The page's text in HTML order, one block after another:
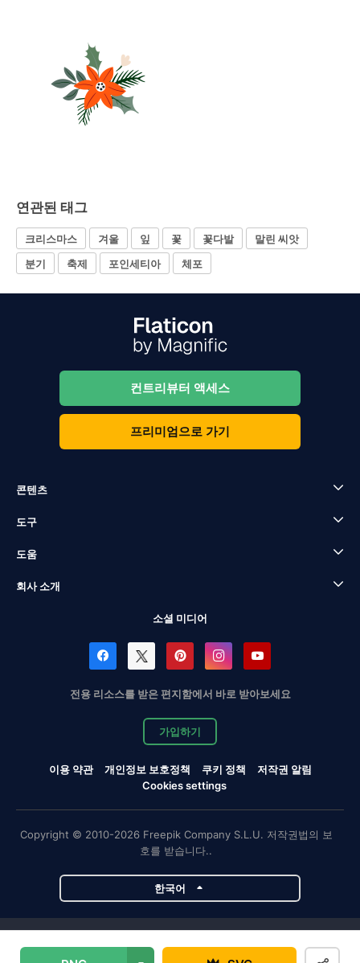
연관된 태그
크리스마스 겨울 잎 꽃 꽃다발
말린 씨앗
분기
축제 포인세티아 체포
컨트리뷰터 액세스
프리미엄으로 가기
콘텐츠
도구
도움
회사 소개
소셜 미디어
전용 리소스를 받은 편지함에서 바로 받아보세요
가입하기
이용 약관 개인정보 보호정책 쿠키 정책
저작권 알림
Cookies settings
Copyright © 2010-2026 Freepik Company S.L.U. 저작권법의 보
호를 받습니다..
한국어